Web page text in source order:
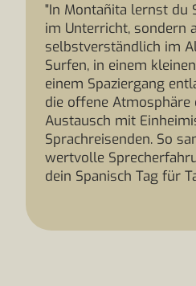
"In Montañita lernst du
im Unterricht, sondern
selbstverständlich im
Surfen, in einem
einem Spaziergang
die offene Atmosphäre
Austausch mit
Sprachreisenden. So
wertvolle
dein Spanisch Tag für